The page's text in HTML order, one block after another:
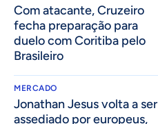
Com atacante, Cruzeiro
fecha preparação para
duelo com Coritiba pelo
Brasileiro
MERCADO
Jonathan Jesus volta a ser
assediado por europeus,